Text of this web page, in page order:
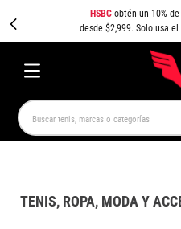
HSBCobtén un 10%
desde $2,999. Solo usa
Buscar tenis, marcas o categorías
TENIS, ROPA, MODA Y
SPEEDCAT JORDAN 1